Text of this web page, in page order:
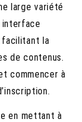
large variété
interface
la
de contenus.
commencer à
en mettant à